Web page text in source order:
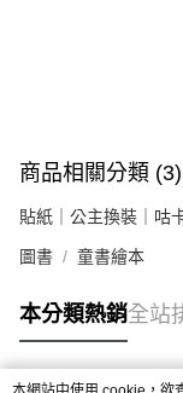
商品相關分類 (3)
貼紙｜公主換裝｜咕
圖書 童書繪本
本分類熱銷全站